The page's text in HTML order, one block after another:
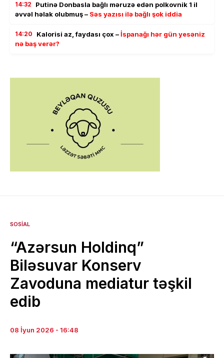
14:32
Putinə Donbasla bağlı məruzə edən polkovnik 1 il
əvvəl həlak olubmuş – Səs yazısı ilə bağlı şok iddia
14:20 Kalorisi az, faydası çox –İspanağı hər gün yesəniz
nə baş verər?
SOSIAL
“Azərsun Holdinq”
Biləsuvar Konserv
Zavoduna mediatur təşkil
edib
08 İyun 2026 - 16:48